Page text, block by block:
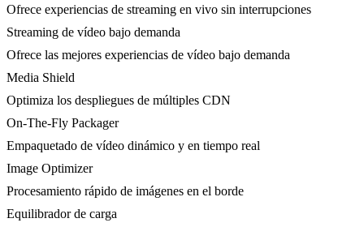
Ofrece experiencias de streaming en vivo sin interrupciones
Streaming de vídeo bajo demanda
Ofrece las mejores experiencias de vídeo bajo demanda
Media Shield
Optimiza los despliegues de múltiples CDN
On-The-Fly Packager
Empaquetado de vídeo dinámico y en tiempo real
Image Optimizer
Procesamiento rápido de imágenes en el borde
Equilibrador de carga